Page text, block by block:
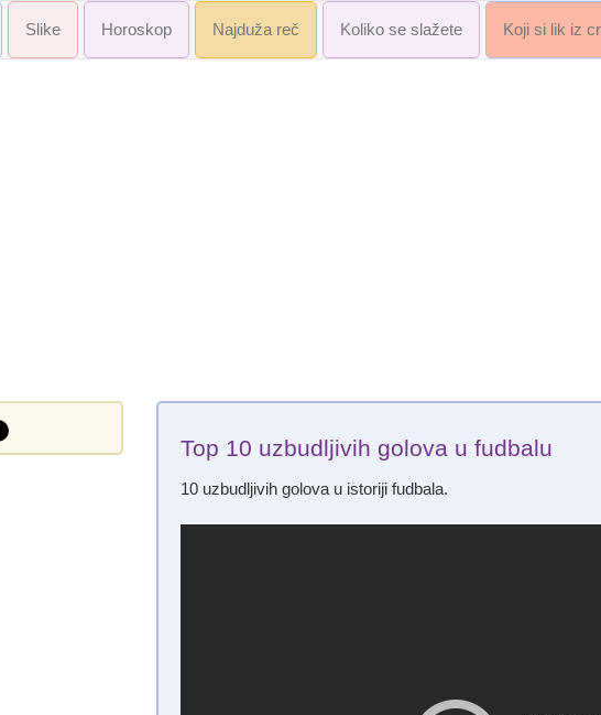
Slike Horoskop Najduža reč Koliko se slažete Koji si lik iz
Top 10 uzbudljivih golova u fudbalu
10 uzbudljivih golova u istoriji fudbala.